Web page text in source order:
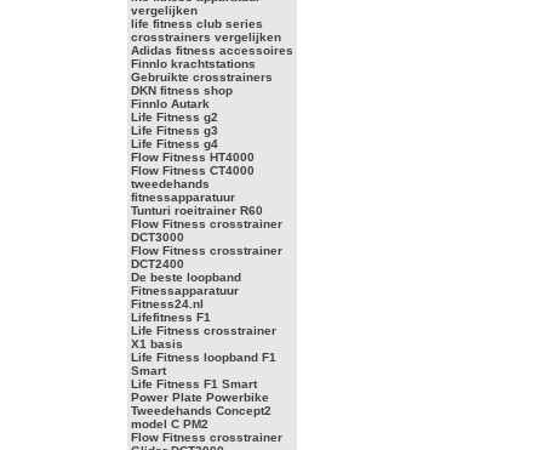
vergelijken
life fitness club series
crosstrainers vergelijken
Adidas fitness accessoires
Finnlo krachtstations
Gebruikte crosstrainers
DKN fitness shop
Finnlo Autark
Life Fitness g2
Life Fitness g3
Life Fitness g4
Flow Fitness HT4000
Flow Fitness CT4000
tweedehands
fitnessapparatuur
Tunturi roeitrainer R60
Flow Fitness crosstrainer
DCT3000
Flow Fitness crosstrainer
DCT2400
De beste loopband
Fitnessapparatuur
Fitness24.nl
Lifefitness F1
Life Fitness crosstrainer
X1 basis
Life Fitness loopband F1
Smart
Life Fitness F1 Smart
Power Plate Powerbike
Tweedehands Concept2
model C PM2
Flow Fitness crosstrainer